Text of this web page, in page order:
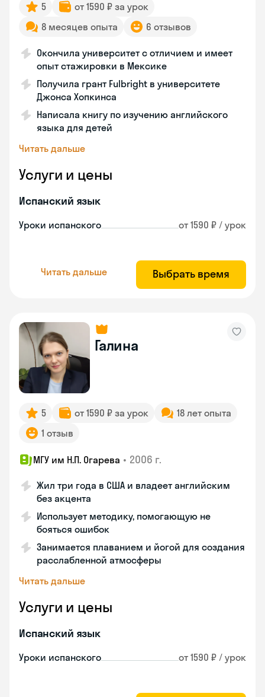
5
от 1590 ₽ за урок
8 месяцев опыта
6 отзывов
Окончила университет с отличием и имеет
опыт стажировки в Мексике
Получила грант Fulbright в университете
Джонса Хопкинса
Написала книгу по изучению английского
языка для детей
Читать дальше
Услуги и цены
Испанский язык
Уроки испанского от 1590 ₽ / урок
Читать дальше Выбрать время
Галина
5 от 1590 ₽ за урок
18 лет опыта
1 отзыв
МГУ им Н.П. Огарева • 2006 г.
Жил три года в США и владеет английским
без акцента
Использует методику, помогающую не
бояться ошибок
Занимается плаванием и йогой для создания
расслабленной атмосферы
Читать дальше
Услуги и цены
Испанский язык
Уроки испанского от 1590 ₽ / урок